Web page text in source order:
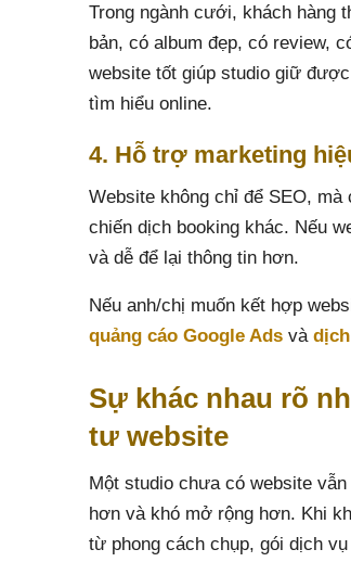
Trong ngành cưới, khách hàng
bản, có album đẹp, có review,
website tốt giúp studio giữ
tìm hiểu online.
4. Hỗ trợ marketing
Website không chỉ để SEO,
chiến dịch booking khác. Nếu
và dễ để lại thông tin hơn.
Nếu anh/chị muốn kết hợp
quảng cáo Google Ads và
Sự khác nhau rõ
tư website
Một studio chưa có website
hơn và khó mở rộng hơn. Khi
từ phong cách chụp, gói dịch